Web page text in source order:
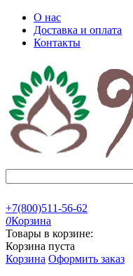
О нас
Доставка и оплата
Контакты
+7(800)511-56-62
0Корзина
Товары в корзине:
Корзина пуста
Корзина Оформить заказ